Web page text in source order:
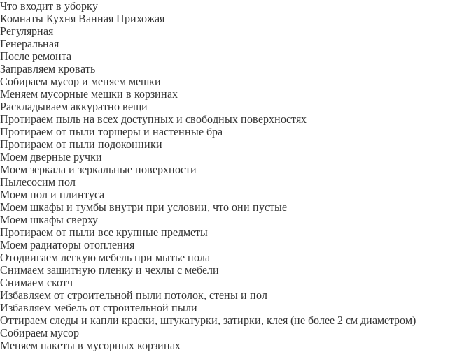
Что входит в уборку
Регу­лярная
Гене­ральная
После ремонта
Заправляем кровать
Собираем мусор и меняем мешки
Меняем мусорные мешки в корзинах
Раскладываем аккуратно вещи
Протираем пыль на всех доступных и свободных поверхностях
Протираем от пыли торшеры и настенные бра
Протираем от пыли подоконники
Моем дверные ручки
Моем зеркала и зеркальные поверхности
Пылесосим пол
Моем пол и плинтуса
Моем шкафы и тумбы внутри при условии, что они пустые
Моем шкафы сверху
Протираем от пыли все крупные предметы
Моем радиаторы отопления
Отодвигаем легкую мебель при мытье пола
Снимаем защитную пленку и чехлы с мебели
Снимаем скотч
Избавляем от строительной пыли потолок, стены и пол
Избавляем мебель от строительной пыли
Оттираем следы и капли краски, штукатурки, затирки, клея (не более 2 см диаметром)
Собираем мусор
Меняем пакеты в мусорных корзинах